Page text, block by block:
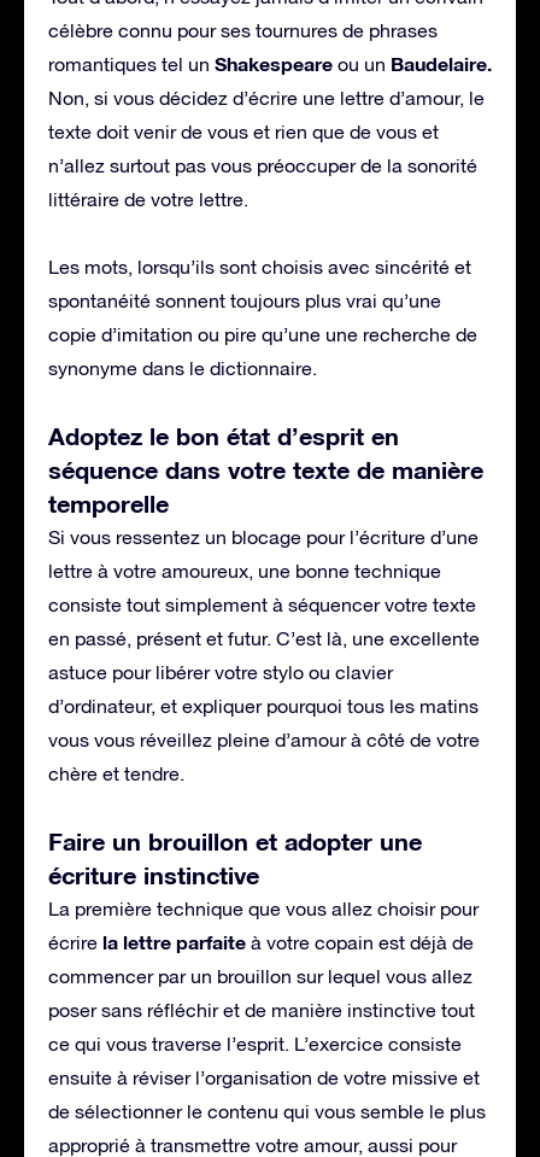
célèbre connu pour ses tournures de phrases
romantiques tel un Shakespeare ou un Baudelaire.
Non, si vous décidez d’écrire une lettre d’amour, le
texte doit venir de vous et rien que de vous et
n’allez surtout pas vous préoccuper de la sonorité
littéraire de votre lettre.
Les mots, lorsqu’ils sont choisis avec sincérité et
spontanéité sonnent toujours plus vrai qu’une
copie d’imitation ou pire qu’une une recherche de
synonyme dans le dictionnaire.
Adoptez le bon état d’esprit en
séquence dans votre texte de manière
temporelle
Si vous ressentez un blocage pour l’écriture d’une
lettre à votre amoureux, une bonne technique
consiste tout simplement à séquencer votre texte
en passé, présent et futur. C’est là, une excellente
astuce pour libérer votre stylo ou clavier
d’ordinateur, et expliquer pourquoi tous les matins
vous vous réveillez pleine d’amour à côté de votre
chère et tendre.
Faire un brouillon et adopter une
écriture instinctive
La première technique que vous allez choisir pour
écrire la lettre parfaite à votre copain est déjà de
commencer par un brouillon sur lequel vous allez
poser sans réfléchir et de manière instinctive tout
ce qui vous traverse l’esprit. L’exercice consiste
ensuite à réviser l’organisation de votre missive et
de sélectionner le contenu qui vous semble le plus
approprié à transmettre votre amour, aussi pour